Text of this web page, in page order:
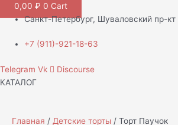
0,00 ₽ 0 Cart
Санкт-Петербург, Шуваловский пр-кт
+7 (911)-921-18-63
Telegram Vk
Discourse
КАТАЛОГ
Главная / Детские торты / Торт Паучок